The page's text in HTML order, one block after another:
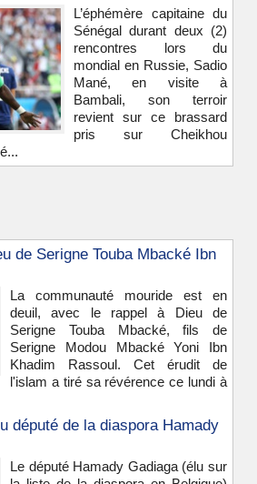
L’éphémère capitaine du
Sénégal durant deux (2)
rencontres lors du
mondial en Russie, Sadio
Mané, en visite à
Bambali, son terroir
revient sur ce brassard
pris sur Cheikhou
de Serigne Touba Mbacké Ibn
La communauté mouride est en
deuil, avec le rappel à Dieu de
Serigne Touba Mbacké, fils de
Serigne Modou Mbacké Yoni Ibn
Khadim Rassoul. Cet érudit de
l'islam a tiré sa révérence ce lundi à
député de la diaspora Hamady
Le député Hamady Gadiaga (élu sur